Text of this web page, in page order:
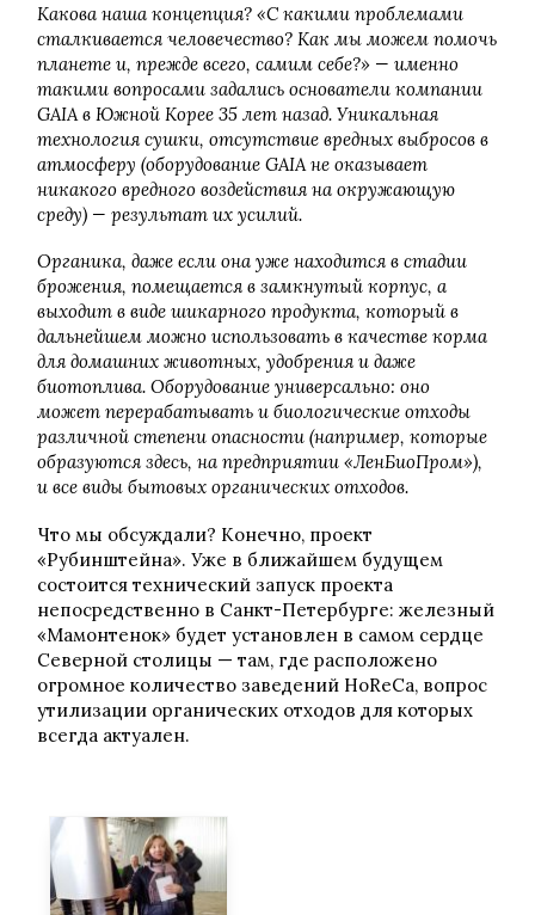
Какова наша концепция? «С какими проблемами
сталкивается человечество? Как мы можем помочь
планете и, прежде всего, самим себе?» — именно
такими вопросами задались основатели компании
GAIA в Южной Корее 35 лет назад. Уникальная
технология сушки, отсутствие вредных выбросов в
атмосферу (оборудование GAIA не оказывает
никакого вредного воздействия на окружающую
среду) — результат их усилий.
Органика, даже если она уже находится в стадии
брожения, помещается в замкнутый корпус, а
выходит в виде шикарного продукта, который в
дальнейшем можно использовать в качестве корма
для домашних животных, удобрения и даже
биотоплива. Оборудование универсально: оно
может перерабатывать и биологические отходы
различной степени опасности (например, которые
образуются здесь, на предприятии «ЛенБиоПром»),
и все виды бытовых органических отходов.
Что мы обсуждали? Конечно, проект
«Рубинштейна». Уже в ближайшем будущем
состоится технический запуск проекта
непосредственно в Санкт-Петербурге: железный
«Мамонтенок» будет установлен в самом сердце
Северной столицы — там, где расположено
огромное количество заведений HoReCa, вопрос
утилизации органических отходов для которых
всегда актуален.